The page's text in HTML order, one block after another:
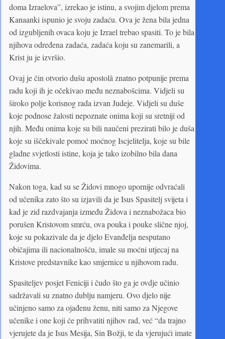
doma Izraelova”, izrekao je istinu, a svojim djelom prema
Kanaanki ispunio je svoju zadaću. Ova je žena bila jedna
od izgubljenih ovaca koju je Izrael trebao spasiti. To je bila
njihova određena zadaća, zadaća koju su zanemarili, a
Krist ju je izvršio.
Ovaj je čin otvorio dušu apostolâ znatno potpunije prema
radu koji ih je očekivao među neznabošcima. Vidjeli su
široko polje korisnog rada izvan Judeje. Vidjeli su duše
koje podnose žalosti nepoznate onima koji su sretniji od
njih. Među onima koje su bili naučeni prezirati bilo je duša
koje su iščekivale pomoć moćnog Iscjelitelja, koje su bile
gladne svjetlosti istine, koja je tako izobilno bila dana
Židovima.
Nakon toga, kad su se Židovi mnogo upornije odvraćali
od učenika zato što su izjavili da je Isus Spasitelj svijeta i
kad je zid razdvajanja između Židova i neznabožaca bio
porušen Kristovom smrću, ova pouka i pouke slične njoj,
koje su pokazivale da je djelo Evanđelja nesputano
običajima ili nacionalnošću, imale su moćni utjecaj na
Kristove predstavnike kao smjernice u njihovom radu.
Spasiteljev posjet Feniciji i čudo što ga je ovdje učinio
sadržavali su znatno dublju namjeru. Ovo djelo nije
učinjeno samo za ojađenu ženu, niti samo za Njegove
učenike i one koji će prihvatiti njihov rad, već “da trajno
vjerujete da je Isus Mesija, Sin Božji, te da vjerujući imate